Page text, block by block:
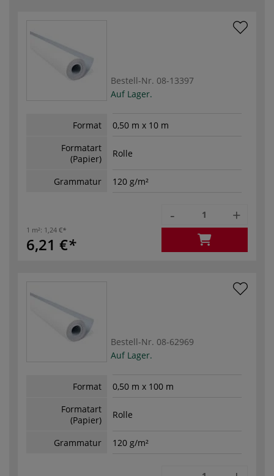
Bestell-Nr. 08-13397
Auf Lager.
Format
0,50 m x 10 m
Formatart
(Papier)
Rolle
Grammatur 120 g/m²
1 m²: 1,24 €
6,21 €
- +
Bestell-Nr. 08-62969
Auf Lager.
Format
0,50 m x 100 m
Formatart
(Papier)
Rolle
Grammatur 120 g/m²